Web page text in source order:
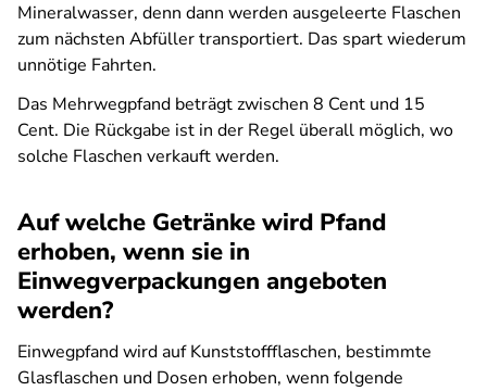
Mineralwasser, denn dann werden ausgeleerte Flaschen
zum nächsten Abfüller transportiert. Das spart wiederum
unnötige Fahrten.
Das Mehrwegpfand beträgt zwischen 8 Cent und 15
Cent. Die Rückgabe ist in der Regel überall möglich, wo
solche Flaschen verkauft werden.
Auf welche Getränke wird Pfand
erhoben, wenn sie in
Einwegverpackungen angeboten
werden?
Einwegpfand wird auf Kunststoffflaschen, bestimmte
Glasflaschen und Dosen erhoben, wenn folgende